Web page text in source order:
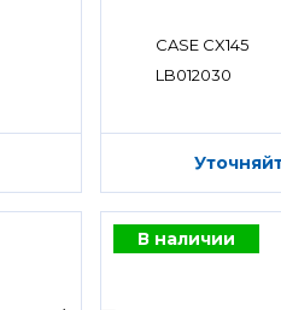
CASE CX145
LB012030
В наличии